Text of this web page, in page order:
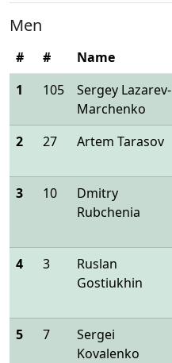
Men
# # Name
1
105
Sergey Lazarev-
Marchenko
2
27 Artem Tarasov
3
10
Dmitry
Rubchenia
4
3
Ruslan
Gostiukhin
5
7
Sergei
Kovalenko